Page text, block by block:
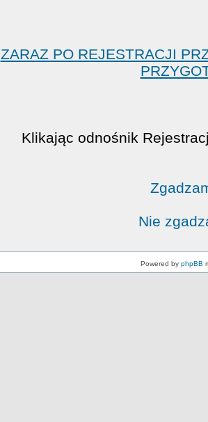
ZARAZ PO REJESTRACJI
Klikając odnośnik
Nie
Powered by phpBB